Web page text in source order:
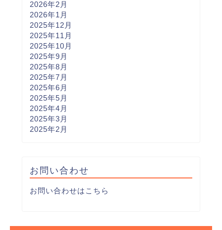
2026年2月
2026年1月
2025年12月
2025年11月
2025年10月
2025年9月
2025年8月
2025年7月
2025年6月
2025年5月
2025年4月
2025年3月
2025年2月
お問い合わせ
お問い合わせはこちら